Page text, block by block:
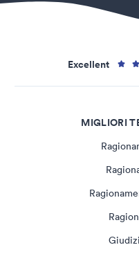
Excellent
MIGLIORI